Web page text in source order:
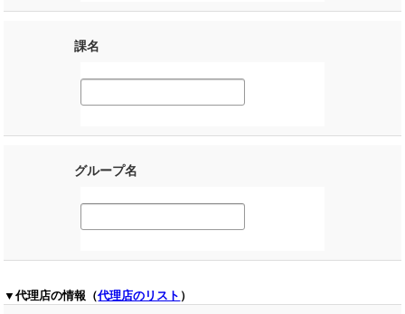
課名
グループ名
▼代理店の情報（代理店のリスト ）